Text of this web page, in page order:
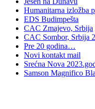
Humanitarna izložba
EDS Budimpešta
CAC Zmajevo, Srbija
CAC Sombor, Srbija
Pre 20 godina…
Novi kontakt mail
Srećna Nova
Samson Magnifico